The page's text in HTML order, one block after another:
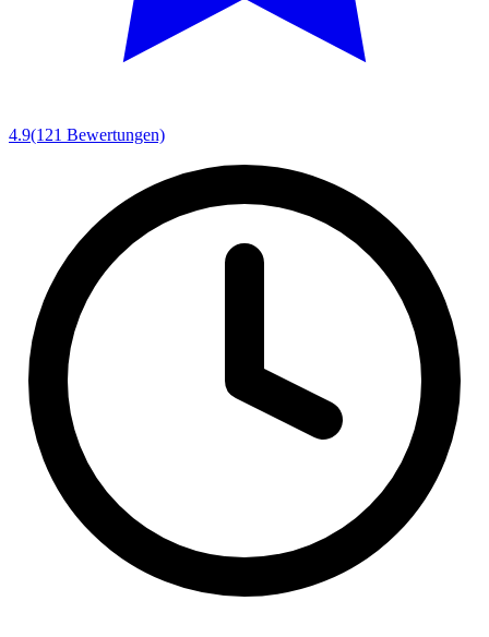
4.9(121 Bewertungen)